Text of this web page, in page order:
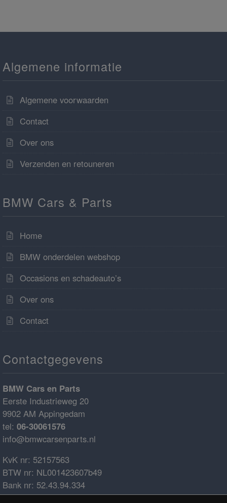
Algemene informatie
Algemene voorwaarden
Contact
Over ons
Verzenden en retouneren
BMW Cars & Parts
Home
BMW onderdelen webshop
Occasions en schadeauto’s
Over ons
Contact
Contactgegevens
BMW Cars en Parts
Eerste Industrieweg 20
9902 AM Appingedam
tel: 06-30061576
info@bmwcarsenparts.nl
KvK nr: 52157563
BTW nr: NL001423607b49
Bank nr: 52.43.94.334
IBAN: NL68ABNA0524394334